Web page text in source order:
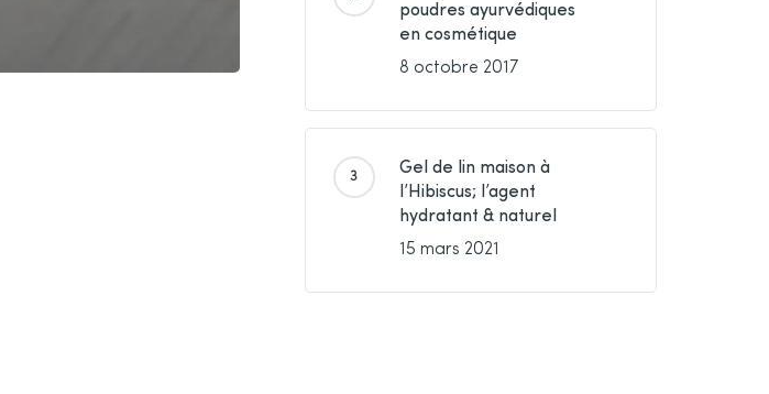
poudres ayurvédiques
en cosmétique
8 octobre 2017
Gel de lin maison à
l’Hibiscus; l’agent
hydratant & naturel
15 mars 2021